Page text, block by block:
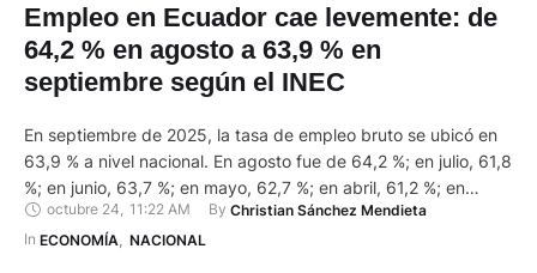
Empleo en Ecuador cae levemente: de
64,2 % en agosto a 63,9 % en
septiembre según el INEC
En septiembre de 2025, la tasa de empleo bruto se ubicó en
63,9 % a nivel nacional. En agosto fue de 64,2 %; en julio, 61,8
%; en junio, 63,7 %; en mayo, 62,7 %; en abril, 61,2 %; en
marzo, 63,2 %; en febrero, 62,6 %; y en enero, 60,5 %. Así lo
revela …
octubre 24, 11:22 AM By Christian Sánchez Mendieta
In ECONOMÍA NACIONAL